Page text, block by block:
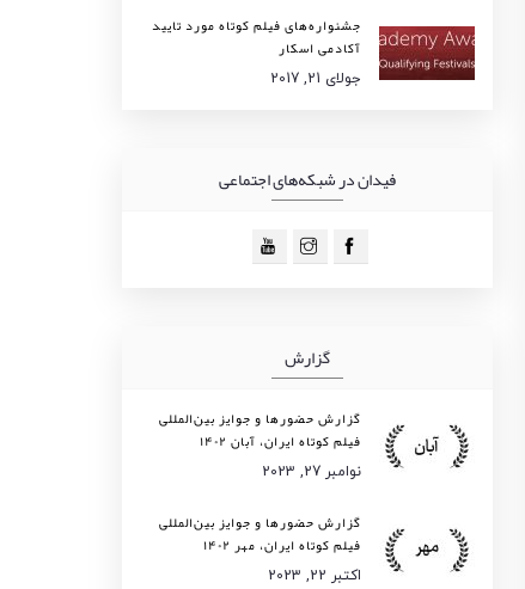
جشنواره‌های فیلم کوتاه مورد تایید
آکادمی اسکار
جولای 21, 2017
فیدان در شبکه‌های اجتماعی
گزارش
گزارش حضورها و جوایز بین‌المللی
فیلم کوتاه ایران، آبان ۱۴۰۲
نوامبر 27, 2023
گزارش حضورها و جوایز بین‌المللی
فیلم کوتاه ایران، مهر ۱۴۰۲
اکتبر 22, 2023